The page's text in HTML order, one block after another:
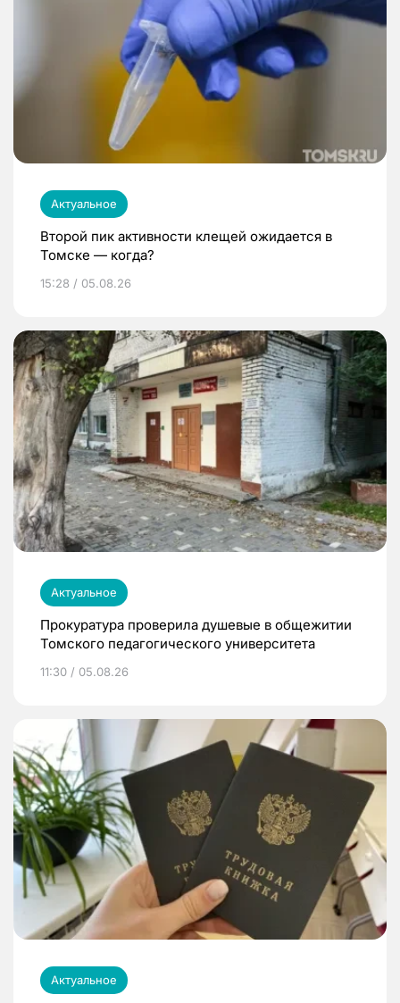
Актуальное
Второй пик активности клещей ожидается в
Томске — когда?
15:28 / 05.08.26
Актуальное
Прокуратура проверила душевые в общежитии
Томского педагогического университета
11:30 / 05.08.26
Актуальное